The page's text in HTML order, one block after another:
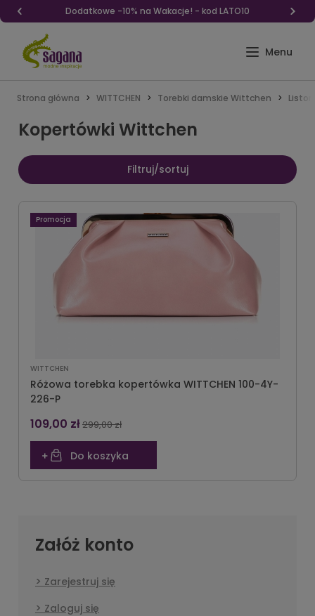
Dodatkowe -10% na Wakacje! - kod LATO10
Strona główna WITTCHEN Torebki damskie Wittchen
Kopertówki Wittchen
Filtruj/sortuj
WITTCHEN
Różowa torebka kopertówka WITTCHEN 100-4Y-
226-P
109,00 zł299,00 zł
Do koszyka
Promocja
Załóż konto
Zarejestruj się
Zaloguj się